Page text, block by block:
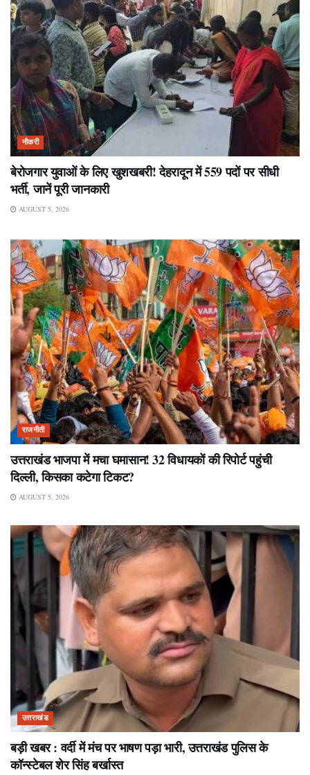
नौकरी
बेरोजगार युवाओं के लिए खुशखबरी! देहरादून में 559 पदों पर सीधी
भर्ती, जानें पूरी जानकारी
AUGUST 5, 2026
राजनीती
उत्तराखंड भाजपा में मचा घमासान! 32 विधायकों की रिपोर्ट पहुंची
दिल्ली, किसका कटेगा टिकट?
AUGUST 5, 2026
उत्तराखंड
बड़ी खबर : वर्दी में मंच पर भाषण पड़ा भारी, उत्तराखंड पुलिस के
कॉन्स्टेबल शेर सिंह बर्खास्त